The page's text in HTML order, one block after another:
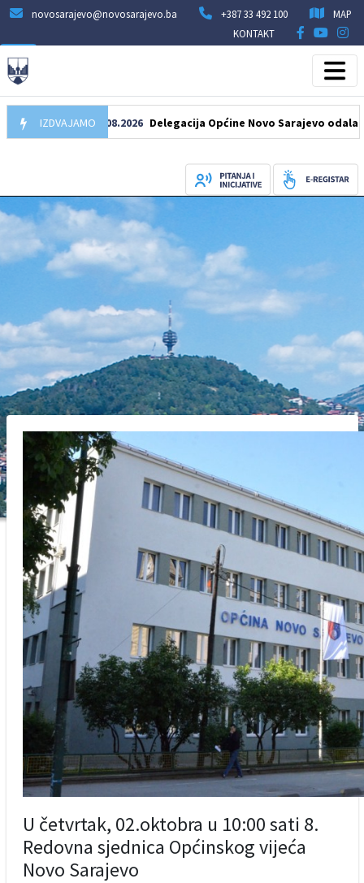
novosarajevo@novosarajevo.ba +387 33 492 100
MAP
KONTAKT
IZDVAJAMO
07.08.2026 Delegacija Općine Novo Sarajevo odala počast
U četvrtak, 02.oktobra u 10:00 sati 8.
Redovna sjednica Općinskog vijeća
Novo Sarajevo